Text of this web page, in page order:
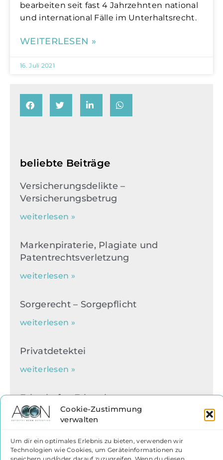
Cookie-Zustimmung
verwalten
Um dir ein optimales Erlebnis zu bieten, verwenden wir
Technologien wie Cookies, um Geräteinformationen zu
bearbeiten seit fast 4 Jahrzehnten national
und international Fälle im Unterhaltsrecht.
WEITERLESEN »
16. Juli 2021
beliebte Beiträge
Versicherungsdelikte –
Versicherungsbetrug
weiterlesen »
Markenpiraterie, Plagiate und
Patentrechtsverletzung
weiterlesen »
Sorgerecht – Sorgepflicht
weiterlesen »
Privatdetektei
weiterlesen »
Erbschaft – Erbrecht
weiterlesen »
Computerkriminalität